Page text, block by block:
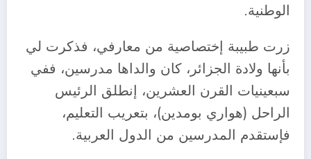
الوطنية.
زرت طبيبة إختصاصية من معارفي، فذكرت لي
بأنها ولادة الجزائر، كان والداها مدرسين، ففي
سبعينيات القرن العشرين، إنطلق الرئيس
الراحل (هواري بومدين)، بتعريب التعليم،
فإستقدم المدرسين من الدول العربية.